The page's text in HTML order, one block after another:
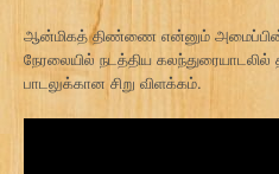
ஆன்மிகத் திண்ணை என்னும் அமைப்பின்
நேரலையில் நடத்திய கலந்துரையாடலில்
பாடலுக்கான சிறு விளக்கம்.